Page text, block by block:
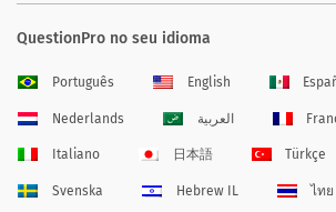
QuestionPro no seu idioma
Português English
Nederlands العربية
Italiano 日本語 Türkçe
Svenska Hebrew IL ไทย